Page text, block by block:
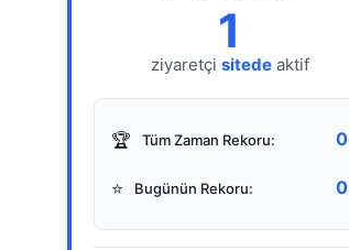
1
ziyaretçi sitedeaktif
🏆 Tüm Zaman Rekoru: 0
⭐ Bugünün Rekoru: 0